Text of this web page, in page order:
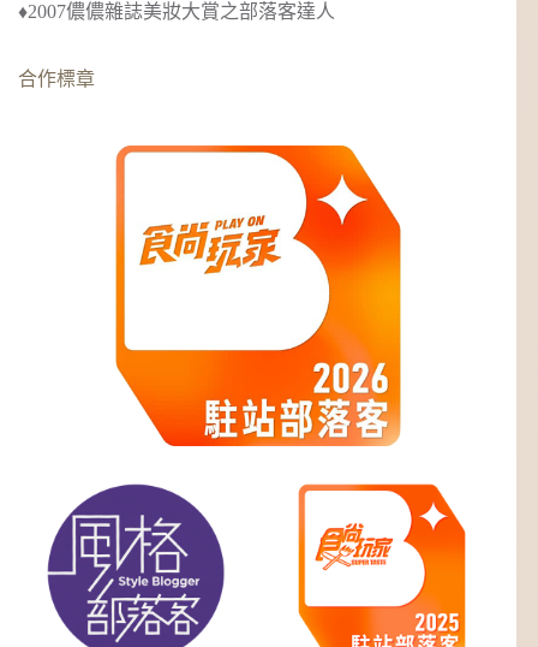
♦︎2007儂儂雜誌美妝大賞之部落客達人
合作標章